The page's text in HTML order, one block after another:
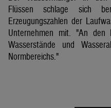
Flüssen schlage sich
Erzeugungszahlen der
Unternehmen mit. "An den
Wasserstände und
Normbereichs."